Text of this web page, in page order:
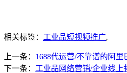
相关标签： 工业品短视频推广,
上一条： 1688代运营/不靠谱的阿
下一条： 工业品网络营销/企业线